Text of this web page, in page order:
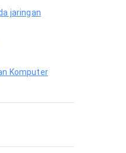
jaringan
Komputer